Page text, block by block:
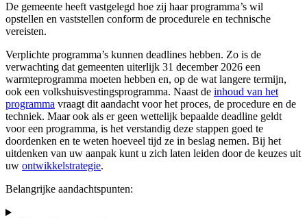
De gemeente heeft vastgelegd hoe zij haar programma’s wil
opstellen en vaststellen conform de procedurele en technische
vereisten.
Verplichte programma’s kunnen deadlines hebben. Zo is de
verwachting dat gemeenten uiterlijk 31 december 2026 een
warmteprogramma moeten hebben en, op de wat langere termijn,
ook een volkshuisvestingsprogramma. Naast de inhoud van het
programma vraagt dit aandacht voor het proces, de procedure en de
techniek. Maar ook als er geen wettelijk bepaalde deadline geldt
voor een programma, is het verstandig deze stappen goed te
doordenken en te weten hoeveel tijd ze in beslag nemen. Bij het
uitdenken van uw aanpak kunt u zich laten leiden door de keuzes uit
uw ontwikkelstrategie.
Belangrijke aandachtspunten: